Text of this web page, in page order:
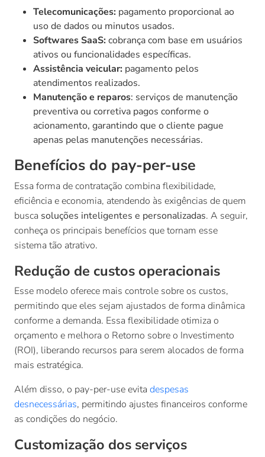
Telecomunicações: pagamento proporcional ao
uso de dados ou minutos usados.
Softwares SaaS: cobrança com base em usuários
ativos ou funcionalidades específicas.
Assistência veicular: pagamento pelos
atendimentos realizados.
Manutenção e reparos: serviços de manutenção
preventiva ou corretiva pagos conforme o
acionamento, garantindo que o cliente pague
apenas pelas manutenções necessárias.
Benefícios do pay-per-use
Essa forma de contratação combina flexibilidade,
eficiência e economia, atendendo às exigências de quem
busca soluções inteligentes e personalizadas. A seguir,
conheça os principais benefícios que tornam esse
sistema tão atrativo.
Redução de custos operacionais
Esse modelo oferece mais controle sobre os custos,
permitindo que eles sejam ajustados de forma dinâmica
conforme a demanda. Essa flexibilidade otimiza o
orçamento e melhora o Retorno sobre o Investimento
(ROI), liberando recursos para serem alocados de forma
mais estratégica.
Além disso, o pay-per-use evita despesas
desnecessárias, permitindo ajustes financeiros conforme
as condições do negócio.
Customização dos serviços